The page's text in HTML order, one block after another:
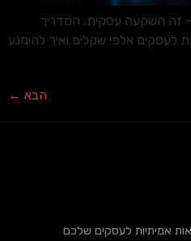
— זה השקעה עסקית. המדריך
לעסקים אלפי שקלים ואיך להימנע
הבא ←
אמיתיות לעסקים שלכם